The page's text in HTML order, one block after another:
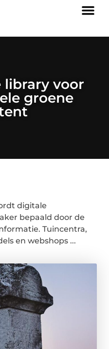
library voor
groene
digitale
bepaald door de
Tuincentra,
en webshops ...